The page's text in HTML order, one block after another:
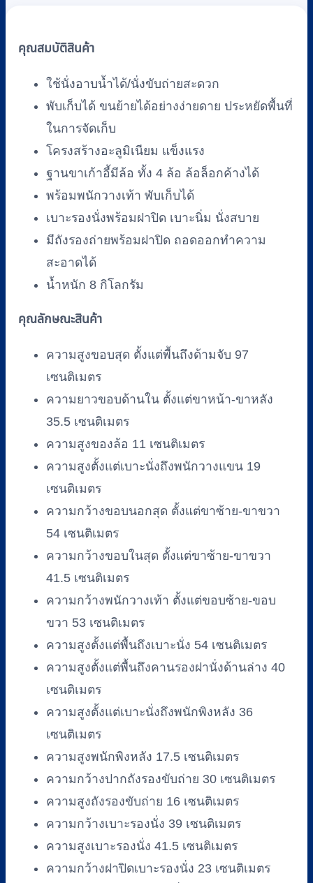
พร้อม
รอง
ถ่าย
และ
พนัก
วาง
เลื่อน
FASICARE
04
คุณสมบัติสินค้า
ใช้นั่งอาบน้ำได้/นั่งขับถ่ายสะดวก
พับเก็บได้ ขนย้ายได้อย่างง่ายดาย ประหยัดพื้นที่
ในการจัดเก็บ
โครงสร้างอะลูมิเนียม แข็งแรง
ฐานขาเก้าอี้มีล้อ ทั้ง 4 ล้อ ล้อล็อกค้างได้
พร้อมพนักวางเท้า พับเก็บได้
เบาะรองนั่งพร้อมฝาปิด เบาะนิ่ม นั่งสบาย
มีถังรองถ่ายพร้อมฝาปิด ถอดออกทำความ
สะอาดได้
น้ำหนัก 8 กิโลกรัม
คุณลักษณะสินค้า
ความสูงขอบสุด ตั้งแต่พื้นถึงด้ามจับ 97
เซนติเมตร
ความยาวขอบด้านใน ตั้งแต่ขาหน้า-ขาหลัง
35.5 เซนติเมตร
ความสูงของล้อ 11 เซนติเมตร
ความสูงตั้งแต่เบาะนั่งถึงพนักวางแขน 19
เซนติเมตร
ความกว้างขอบนอกสุด ตั้งแต่ขาซ้าย-ขาขวา
54 เซนติเมตร
ความกว้างขอบในสุด ตั้งแต่ขาซ้าย-ขาขวา
41.5 เซนติเมตร
ความกว้างพนักวางเท้า ตั้งแต่ขอบซ้าย-ขอบ
ขวา 53 เซนติเมตร
ความสูงตั้งแต่พื้นถึงเบาะนั่ง 54 เซนติเมตร
ความสูงตั้งแต่พื้นถึงคานรองฝานั่งด้านล่าง 40
เซนติเมตร
ความสูงตั้งแต่เบาะนั่งถึงพนักพิงหลัง 36
เซนติเมตร
ความสูงพนักพิงหลัง 17.5 เซนติเมตร
ความกว้างปากถังรองขับถ่าย 30 เซนติเมตร
ความสูงถังรองขับถ่าย 16 เซนติเมตร
ความกว้างเบาะรองนั่ง 39 เซนติเมตร
ความสูงเบาะรองนั่ง 41.5 เซนติเมตร
ความกว้างฝาปิดเบาะรองนั่ง 23 เซนติเมตร